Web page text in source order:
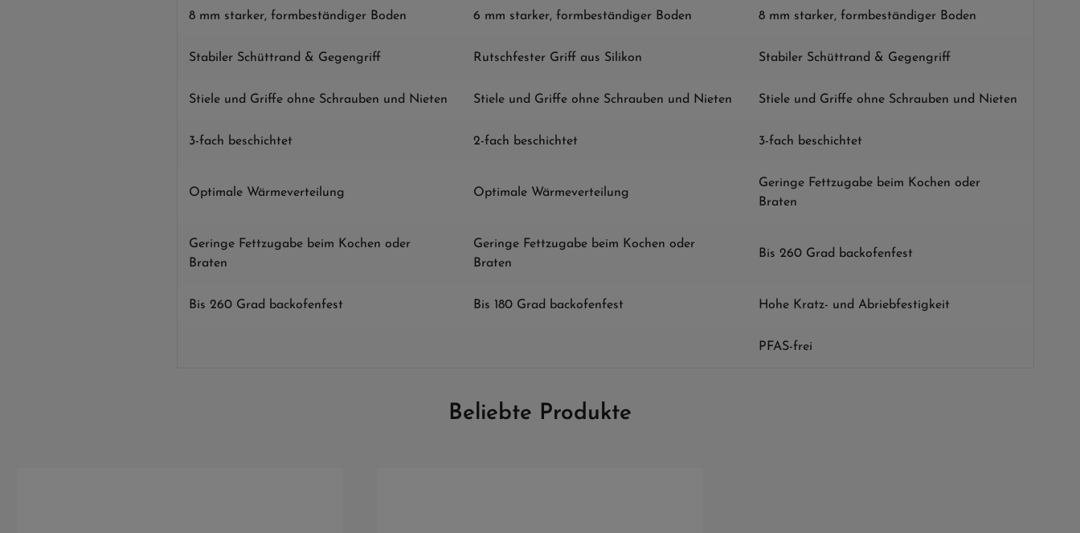
8 mm starker, formbeständiger Boden 6 mm starker, formbeständiger Boden 8 mm starker, formbeständiger Boden
Stabiler Schüttrand & Gegengriff Rutschfester Griff aus Silikon Stabiler Schüttrand & Gegengriff
Stiele und Griffe ohne Schrauben und Nieten Stiele und Griffe ohne Schrauben und Nieten Stiele und Griffe ohne Schrauben und Nieten
3-fach beschichtet 2-fach beschichtet 3-fach beschichtet
Optimale Wärmeverteilung Optimale Wärmeverteilung
Geringe Fettzugabe beim Kochen oder
Braten
Geringe Fettzugabe beim Kochen oder
Braten
Geringe Fettzugabe beim Kochen oder
Braten
Bis 260 Grad backofenfest
Bis 260 Grad backofenfest Bis 180 Grad backofenfest Hohe Kratz- und Abriebfestigkeit
PFAS-frei
Beliebte Produkte